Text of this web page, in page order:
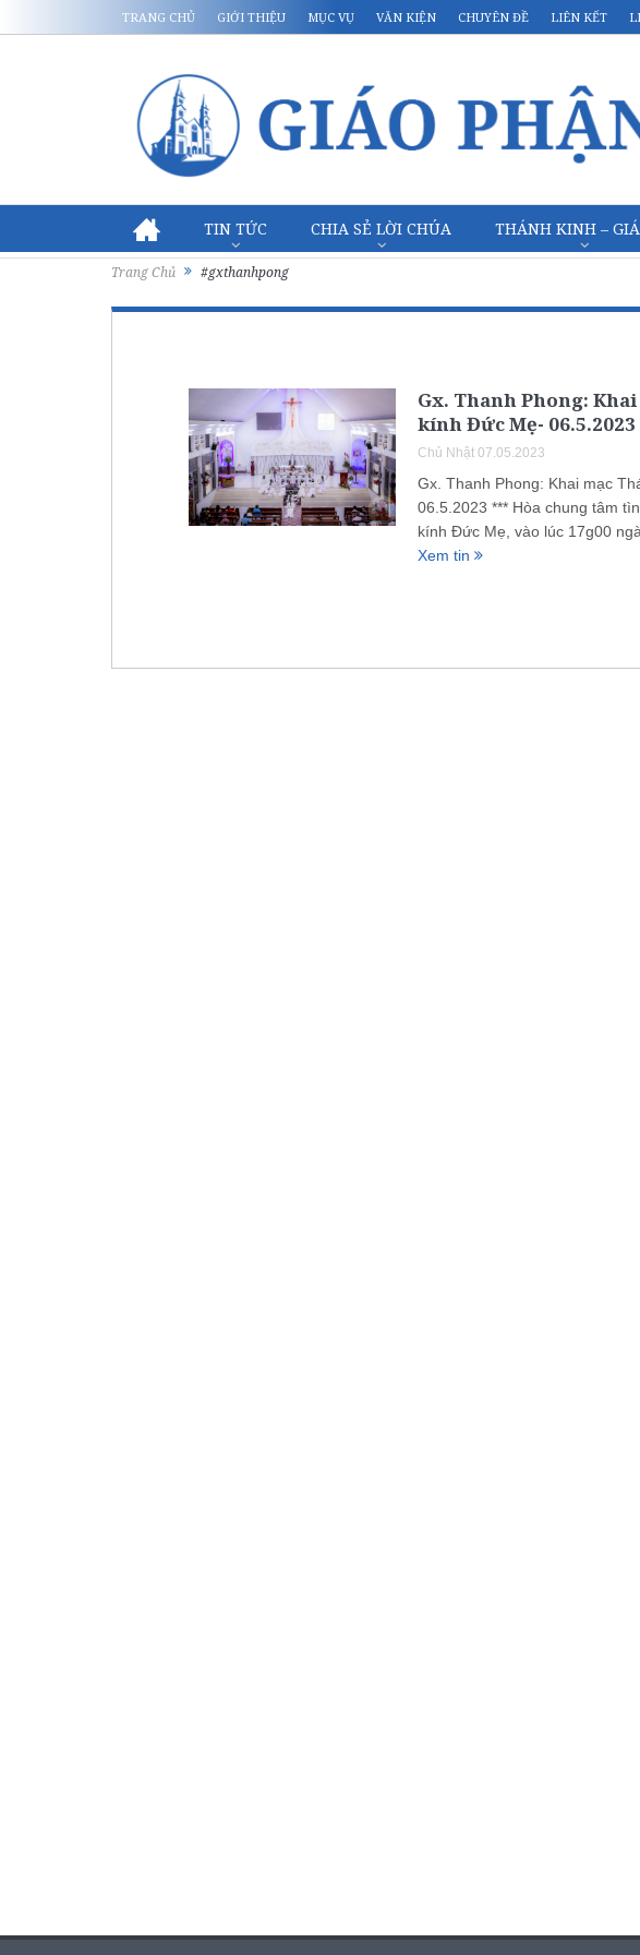
TRANG CHỦ GIỚI THIỆU MỤC VỤ VĂN KIỆN CHUYÊN ĐỀ LIÊN KẾT
TIN TỨC CHIA SẺ LỜI CHÚA THÁNH KINH –
Trang Chủ #gxthanhpong
Gx. Thanh Phong:
kính Đức Mẹ- 06.5.2023
Chủ Nhật 07.05.2023
Gx. Thanh Phong: Khai mạc
06.5.2023 *** Hòa chung tâm
kính Đức Mẹ, vào lúc 17g00
Xem tin